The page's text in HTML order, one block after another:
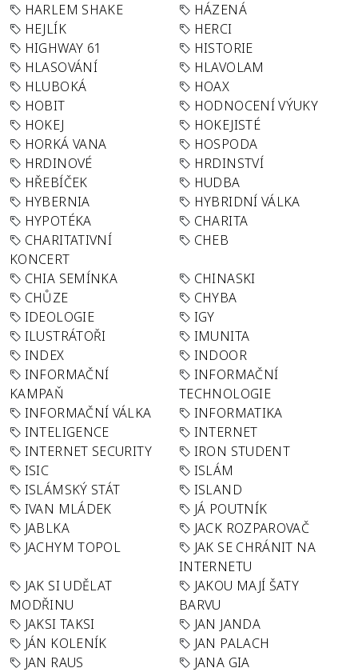
HARLEM SHAKE
HÁZENÁ
HEJLÍK
HERCI
HIGHWAY 61
HISTORIE
HLASOVÁNÍ
HLAVOLAM
HLUBOKÁ
HOAX
HOBIT
HODNOCENÍ VÝUKY
HOKEJ
HOKEJISTÉ
HORKÁ VANA
HOSPODA
HRDINOVÉ
HRDINSTVÍ
HŘEBÍČEK
HUDBA
HYBERNIA
HYBRIDNÍ VÁLKA
HYPOTÉKA
CHARITA
CHARITATIVNÍ
KONCERT
CHEB
CHIA SEMÍNKA
CHINASKI
CHŮZE
CHYBA
IDEOLOGIE
IGY
ILUSTRÁTOŘI
IMUNITA
INDEX
INDOOR
INFORMAČNÍ
KAMPAŇ
INFORMAČNÍ
TECHNOLOGIE
INFORMAČNÍ VÁLKA
INFORMATIKA
INTELIGENCE
INTERNET
INTERNET SECURITY
IRON STUDENT
ISIC
ISLÁM
ISLÁMSKÝ STÁT
ISLAND
IVAN MLÁDEK
JÁ POUTNÍK
JABLKA
JACK ROZPAROVAČ
JACHYM TOPOL
JAK SE CHRÁNIT NA
INTERNETU
JAK SI UDĚLAT
MODŘINU
JAKOU MAJÍ ŠATY
BARVU
JAKSI TAKSI
JAN JANDA
JÁN KOLENÍK
JAN PALACH
JAN RAUS
JANA GIA